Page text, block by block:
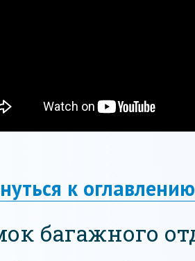
к оглавлению
багажного